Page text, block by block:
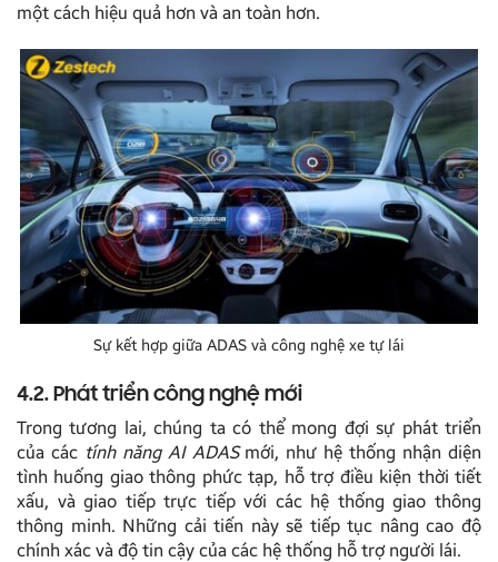
một cách hiệu quả hơn và an toàn hơn.
Sự kết hợp giữa ADAS và công nghệ xe tự lái
4.2. Phát triển công nghệ mới
Trong tương lai, chúng ta có thể mong đợi sự phát triển
của cáctính năng AI ADASmới, như hệ thống nhận diện
tình huống giao thông phức tạp, hỗ trợ điều kiện thời tiết
xấu, và giao tiếp trực tiếp với các hệ thống giao thông
thông minh. Những cải tiến này sẽ tiếp tục nâng cao độ
chính xác và độ tin cậy của các hệ thống hỗ trợ người lái.